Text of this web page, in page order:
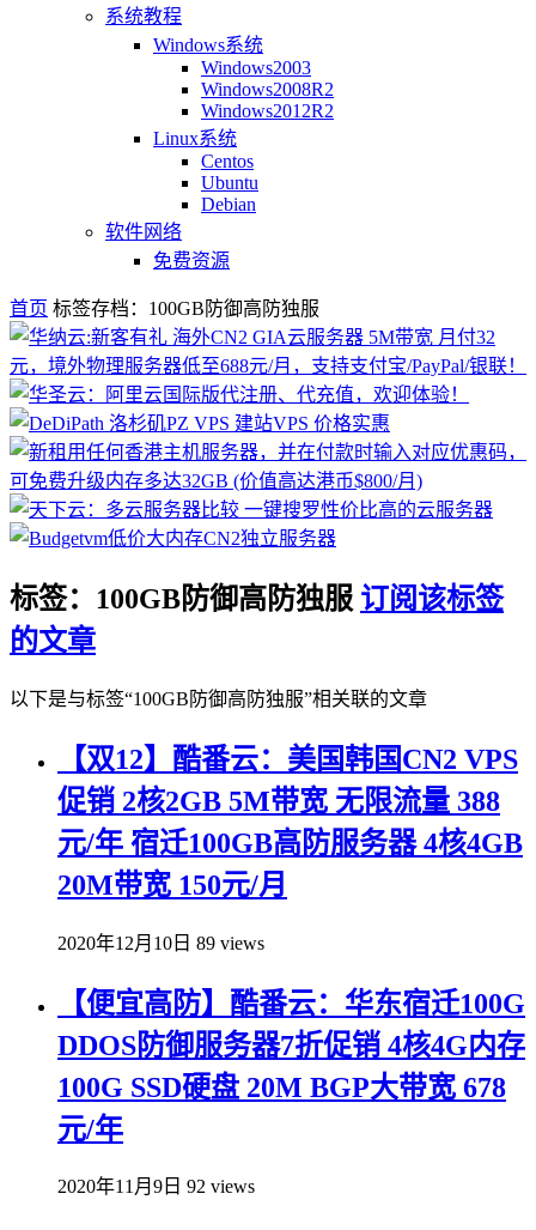
系统教程
Windows系统
Windows2003
Windows2008R2
Windows2012R2
Linux系统
Centos
Ubuntu
Debian
软件网络
免费资源
首页 标签存档：100GB防御高防独服
标签：100GB防御高防独服 订阅该标签
的文章
以下是与标签“100GB防御高防独服”相关联的文章
【双12】酷番云：美国韩国CN2 VPS
促销 2核2GB 5M带宽 无限流量 388
元/年 宿迁100GB高防服务器 4核4GB
20M带宽 150元/月
2020年12月10日 89 views
【便宜高防】酷番云：华东宿迁100G
DDOS防御服务器7折促销 4核4G内存
100G SSD硬盘 20M BGP大带宽 678
元/年
2020年11月9日 92 views